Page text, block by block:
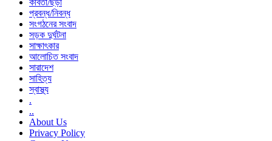
কবিতা/ছড়া
প্রবন্ধ/নিবন্ধ
সংগঠনের সংবাদ
সড়ক দুর্ঘটনা
সাক্ষাৎকার
আলোচিত সংবাদ
সারাদেশ
সাহিত্য
স্বাস্থ্য
.
..
About Us
Privacy Policy